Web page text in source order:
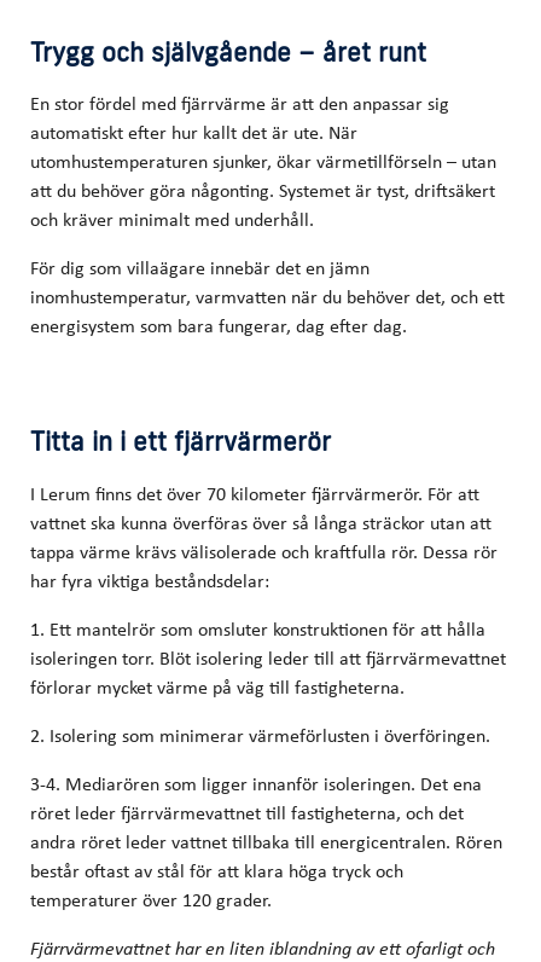
Trygg och självgående – året runt
En stor fördel med fjärrvärme är att den anpassar sig
automatiskt efter hur kallt det är ute. När
utomhustemperaturen sjunker, ökar värmetillförseln – utan
att du behöver göra någonting. Systemet är tyst, driftsäkert
och kräver minimalt med underhåll.
För dig som villaägare innebär det en jämn
inomhustemperatur, varmvatten när du behöver det, och ett
energisystem som bara fungerar, dag efter dag.
Titta in i ett fjärrvärmerör
I Lerum finns det över 70 kilometer fjärrvärmerör. För att
vattnet ska kunna överföras över så långa sträckor utan att
tappa värme krävs välisolerade och kraftfulla rör. Dessa rör
har fyra viktiga beståndsdelar:
1. Ett mantelrör som omsluter konstruktionen för att hålla
isoleringen torr. Blöt isolering leder till att fjärrvärmevattnet
förlorar mycket värme på väg till fastigheterna.
2. Isolering som minimerar värmeförlusten i överföringen.
3-4. Mediarören som ligger innanför isoleringen. Det ena
röret leder fjärrvärmevattnet till fastigheterna, och det
andra röret leder vattnet tillbaka till energicentralen. Rören
består oftast av stål för att klara höga tryck och
temperaturer över 120 grader.
Fjärrvärmevattnet har en liten iblandning av ett ofarligt och